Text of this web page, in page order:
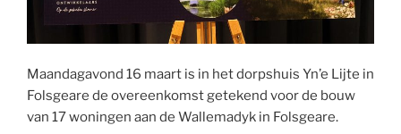
Maandagavond 16 maart is in het dorpshuis Yn’e Lijte in
Folsgeare de overeenkomst getekend voor de bouw
van 17 woningen aan de Wallemadyk in Folsgeare.